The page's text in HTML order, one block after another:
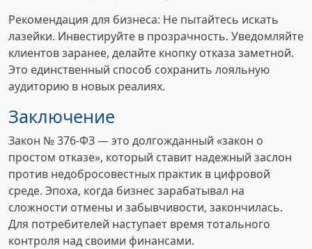
Рекомендация для бизнеса: Не пытайтесь искать
лазейки. Инвестируйте в прозрачность. Уведомляйте
клиентов заранее, делайте кнопку отказа заметной.
Это единственный способ сохранить лояльную
аудиторию в новых реалиях.
Заключение
Закон № 376-ФЗ — это долгожданный «закон о
простом отказе», который ставит надежный заслон
против недобросовестных практик в цифровой
среде. Эпоха, когда бизнес зарабатывал на
сложности отмены и забывчивости, закончилась.
Для потребителей наступает время тотального
контроля над своими финансами.